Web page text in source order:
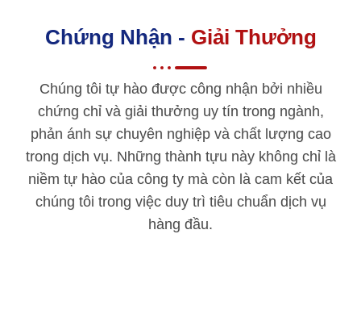
Chứng Nhận - Giải Thưởng
Chúng tôi tự hào được công nhận bởi nhiều
chứng chỉ và giải thưởng uy tín trong ngành,
phản ánh sự chuyên nghiệp và chất lượng cao
trong dịch vụ. Những thành tựu này không chỉ là
niềm tự hào của công ty mà còn là cam kết của
chúng tôi trong việc duy trì tiêu chuẩn dịch vụ
hàng đầu.